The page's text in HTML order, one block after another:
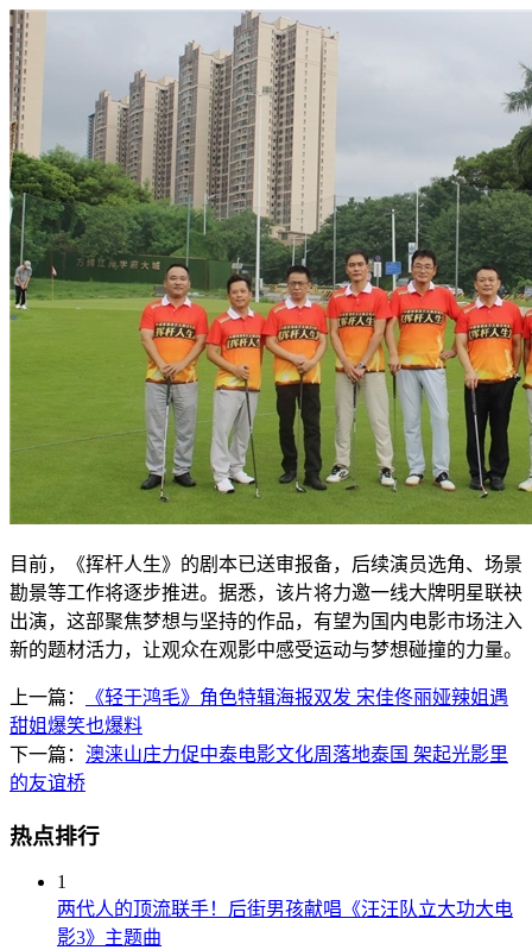
目前，《挥杆人生》的剧本已送审报备，后续演员选角、场景
勘景等工作将逐步推进。据悉，该片将力邀一线大牌明星联袂
出演，这部聚焦梦想与坚持的作品，有望为国内电影市场注入
新的题材活力，让观众在观影中感受运动与梦想碰撞的力量。
上一篇：
《轻于鸿毛》角色特辑海报双发 宋佳佟丽娅辣姐遇
甜姐爆笑也爆料
下一篇： 澳涞山庄力促中泰电影文化周落地泰国 架起光影里
的友谊桥
热点排行
1
两代人的顶流联手！后街男孩献唱《汪汪队立大功大电
影3》主题曲